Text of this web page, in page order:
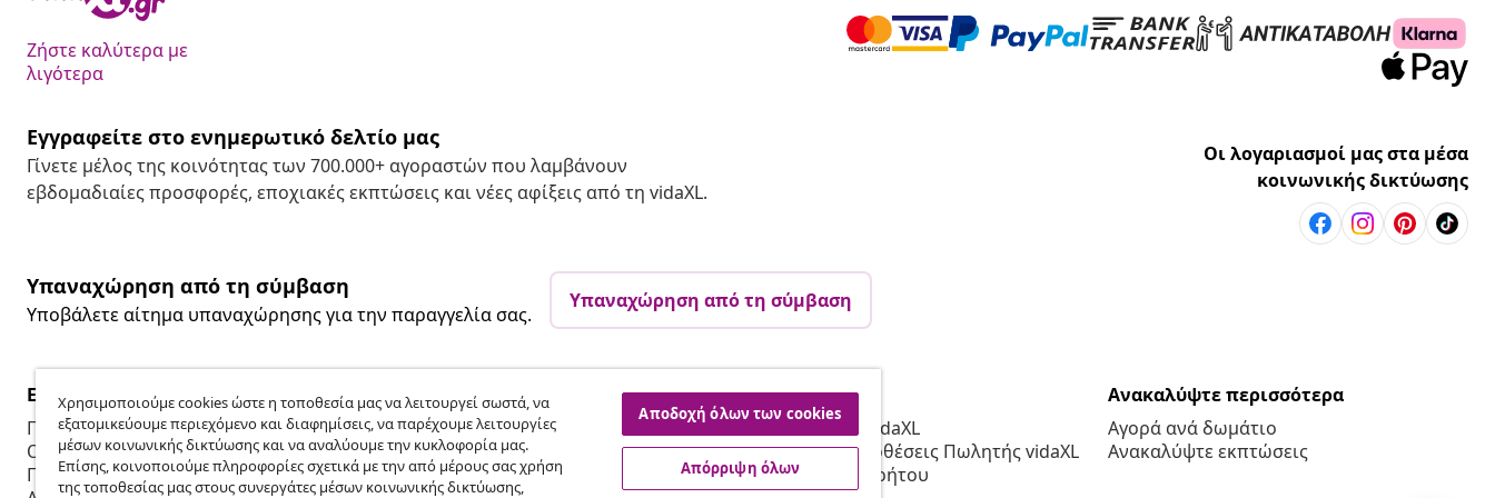
Ζήστε καλύτερα με
λιγότερα
Εγγραφείτε στο ενημερωτικό δελτίο μας
Γίνετε μέλος της κοινότητας των 700.000+ αγοραστών που λαμβάνουν
εβδομαδιαίες προσφορές, εποχιακές εκπτώσεις και νέες αφίξεις από τη vidaXL.
Οι λογαριασμοί μας στα μέσα
κοινωνικής δικτύωσης
Υπαναχώρηση από τη σύμβαση
Υποβάλετε αίτημα υπαναχώρησης για την παραγγελία σας.
Υπαναχώρηση από τη σύμβαση
Εξυπηρέτηση πελατών
Παρακολουθήστε την παραγγελία σας
Ο λογαριασμός μου
Πληρωμή
Επιχείρηση
Πρόγραμμα Συνεργατών
Παραγωγή για τη vidaXL
Συνεργασίες μάρκετινγκ
vidaXL
Σχετικά με τη vidaXL
Όροι & Προϋποθέσεις Πωλητής vidaXL
Πολιτική απορρήτου
Ανακαλύψτε περισσότερα
Αγορά ανά δωμάτιο
Ανακαλύψτε εκπτώσεις
Χρησιμοποιούμε cookies ώστε η τοποθεσία μας να λειτουργεί σωστά, να
εξατομικεύουμε περιεχόμενο και διαφημίσεις, να παρέχουμε λειτουργίες
μέσων κοινωνικής δικτύωσης και να αναλύουμε την κυκλοφορία μας.
Επίσης, κοινοποιούμε πληροφορίες σχετικά με την από μέρους σας χρήση
της τοποθεσίας μας στους συνεργάτες μέσων κοινωνικής δικτύωσης,
Αποδοχή όλων των cookies
Απόρριψη όλων